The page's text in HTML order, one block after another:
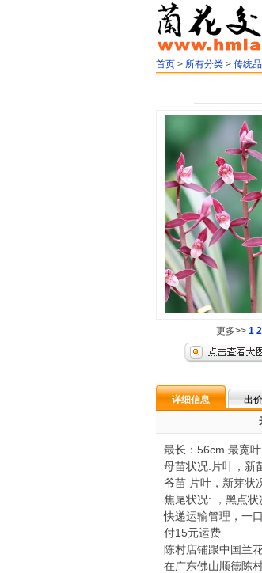
首页 > 所有分类 > 传统
更多>> 1 2
详细信息 出
最长：56cm 最宽
母苗状况:片叶，新
爷苗 片叶，新芽状
焦尾状况: ，黑点
快递运输管理，一
付15元运费
陈村店铺跟中国兰
在广东佛山顺德陈